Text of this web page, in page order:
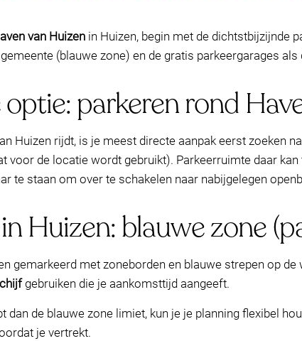
van Huizen in Huizen, begin met de dichtstbijzijnde
(blauwe zone) en de gratis parkeergarages als
parkeren rond
Huizen rijdt, is je meest directe aanpak eerst zoeken
voor de locatie wordt gebruikt). Parkeerruimte daar
te staan om over te schakelen naar nabijgelegen
Huizen: blauwe zone
gemarkeerd met zoneborden en blauwe strepen op de
gebruiken die je aankomsttijd aangeeft.
dan de blauwe zone limiet, kun je je planning flexibel
je vertrekt.